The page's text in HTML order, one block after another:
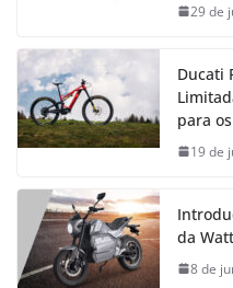
29 de
Ducati
para
19 de
da
8 de